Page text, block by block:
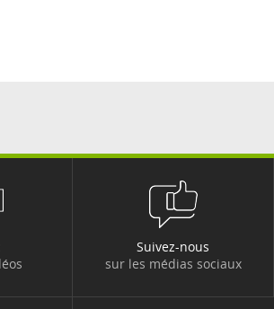
Suivez-nous
sur les médias sociaux